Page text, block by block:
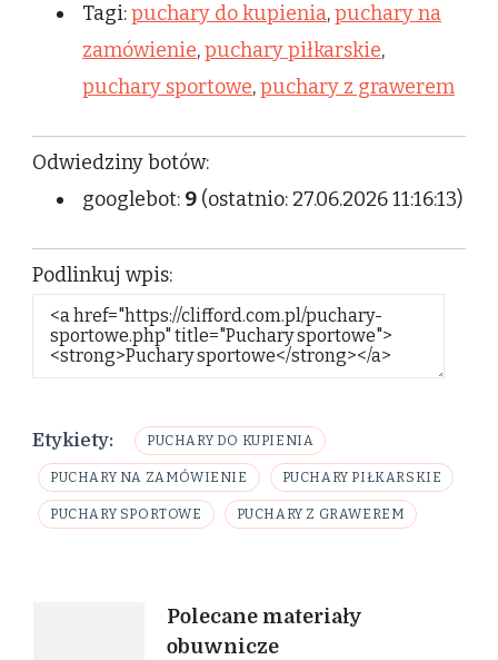
Tagi:puchary do kupienia,puchary na
zamówienie,puchary piłkarskie,
puchary sportowe,puchary z grawerem
Odwiedziny botów:
googlebot: 9 (ostatnio: 27.06.2026 11:16:13)
Podlinkuj wpis:
Etykiety: PUCHARY DO KUPIENIA
PUCHARY NA ZAMÓWIENIE PUCHARY PIŁKARSKIE
PUCHARY SPORTOWE PUCHARY Z GRAWEREM
NawigacjaPolecane materiały
obuwnicze